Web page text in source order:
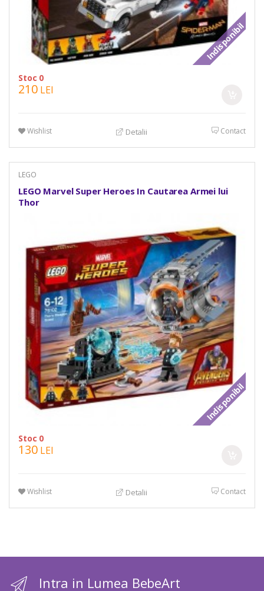
Indisponibil
Stoc 0
210 LEI
Wishlist Detalii Contact
LEGO
LEGO Marvel Super Heroes In Cautarea Armei lui
Thor
Indisponibil
Stoc 0
130 LEI
Wishlist Detalii Contact
Intra in Lumea BebeArt